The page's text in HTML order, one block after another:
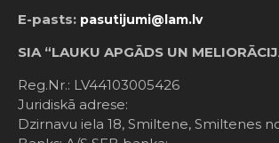
E-pasts: pasutijumi@lam.lv
SIA “LAUKU APGĀDS UN
Reg.Nr.: LV44103005426
Juridiskā adrese:
Dzirnavu iela 18, Smiltene, Smiltenes